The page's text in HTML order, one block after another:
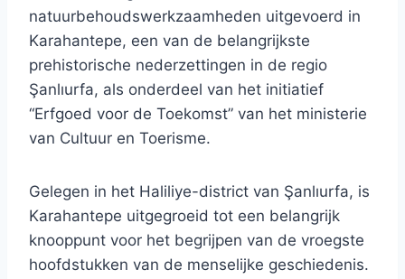
natuurbehoudswerkzaamheden uitgevoerd in
Karahantepe, een van de belangrijkste
prehistorische nederzettingen in de regio
Şanlıurfa, als onderdeel van het initiatief
“Erfgoed voor de Toekomst” van het ministerie
van Cultuur en Toerisme.
Gelegen in het Haliliye-district van Şanlıurfa, is
Karahantepe uitgegroeid tot een belangrijk
knooppunt voor het begrijpen van de vroegste
hoofdstukken van de menselijke geschiedenis.